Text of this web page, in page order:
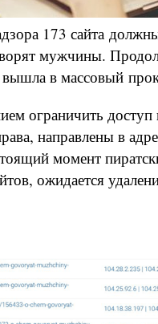
173 сайта
мужчины.
в массовый
ограничить
направлены в
момент
ожидается